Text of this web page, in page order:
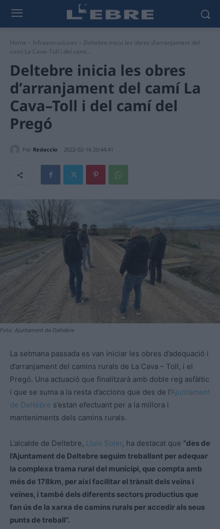
Home Infraestructures
Deltebre inicia les obres d’arranjament del
camí La Cava–Toll i del camí...
Deltebre inicia les obres
d’arranjament del camí La
Cava–Toll i del camí del
Pregó
Per Redaccio 2022-02-16 20:44:41
Foto: Ajuntament de Deltebre
La setmana passada es van iniciar les obres d’adequació i
d’arranjament del camins rurals de La Cava – Toll, i el
Pregó. Una actuació que finalitzarà amb doble reg asfàltic
i que se suma a la resta d’accions que des de l’Ajuntament
de Deltebre s’estan efectuant per a la millora i
manteniments dels camins rurals.
L’alcalde de Deltebre, Lluís Soler, ha destacat que “des de
l’Ajuntament de Deltebre seguim treballant per adequar
la complexa trama rural del municipi, que compta amb
més de 178km, per així facilitar el trànsit dels veïns i
veïnes, i també dels diferents sectors productius que
fan ús de la xarxa de camins rurals per accedir als seus
punts de treball”.